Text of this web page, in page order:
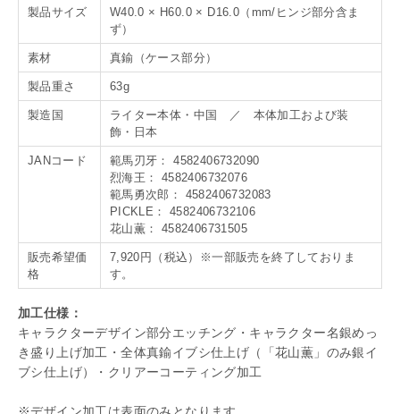
製品サイズ
W40.0 × H60.0 × D16.0（mm/ヒンジ部分含ま
ず）
素材 真鍮（ケース部分）
製品重さ 63g
製造国
ライター本体・中国 ／ 本体加工および装
飾・日本
JANコード
範馬刃牙： 4582406732090
烈海王： 4582406732076
範馬勇次郎： 4582406732083
PICKLE： 4582406732106
花山薫： 4582406731505
販売希望価
格
7,920円（税込）※一部販売を終了しておりま
す。
加工仕様：
キャラクターデザイン部分エッチング・キャラクター名銀めっ
き盛り上げ加工・全体真鍮イブシ仕上げ（「花山薫」のみ銀イ
ブシ仕上げ）・クリアーコーティング加工